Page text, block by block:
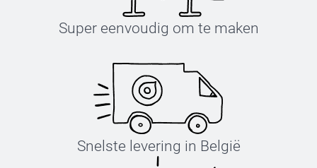
Super eenvoudig om te maken
Snelste levering in België